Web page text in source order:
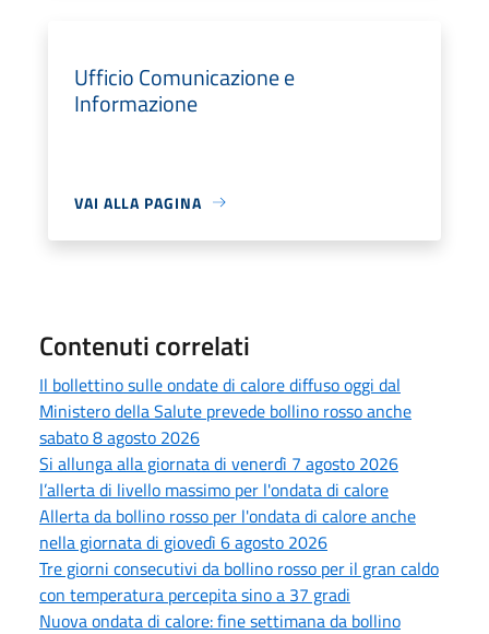
Ufficio Comunicazione e
Informazione
VAI ALLA PAGINA
Contenuti correlati
Il bollettino sulle ondate di calore diffuso oggi dal
Ministero della Salute prevede bollino rosso anche
sabato 8 agosto 2026
Si allunga alla giornata di venerdì 7 agosto 2026
l’allerta di livello massimo per l'ondata di calore
Allerta da bollino rosso per l'ondata di calore anche
nella giornata di giovedì 6 agosto 2026
Tre giorni consecutivi da bollino rosso per il gran caldo
con temperatura percepita sino a 37 gradi
Nuova ondata di calore: fine settimana da bollino